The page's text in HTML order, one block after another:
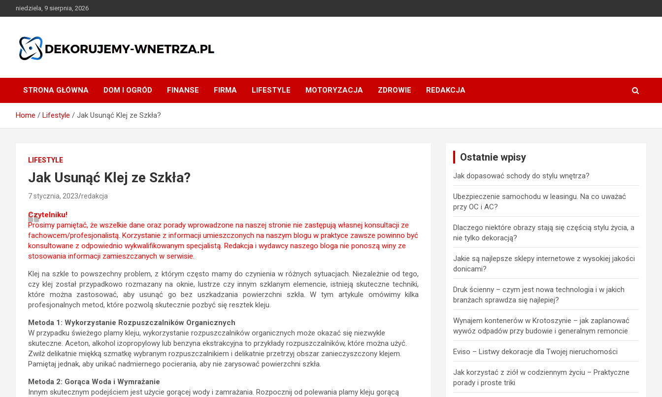
to
niedziela, 9 sierpnia, 2026
dekorujemy-wnetrza.pl
STRONA GŁÓWNA DOM I OGRÓD FINANSE FIRMA LIFESTYLE MOTORYZACJA ZDROWIE REDAKCJA
Home Lifestyle Jak Usunąć Klej ze Szkła?
LIFESTYLE
Jak Usunąć Klej ze Szkła?
7 stycznia, 2023 redakcja
Czytelniku!
Prosimy pamiętać, że wszelkie dane oraz porady wprowadzone na naszej stronie nie zastępują własnej konsultacji ze
fachowcem/profesjonalistą. Korzystanie z informacji umieszczonych na naszym blogu w praktyce zawsze powinno być
konsultowane z odpowiednio wykwalifikowanym specjalistą. Redakcja i wydawcy naszego bloga nie ponoszą winy ze
stosowania informacji zamieszczanych w serwisie.
Klej na szkle to powszechny problem, z którym często mamy do czynienia w różnych sytuacjach. Niezależnie od tego,
czy klej został przypadkowo rozmazany na oknie, lustrze czy innym szklanym elemencie, istnieją skuteczne techniki,
które można zastosować, aby usunąć go bez uszkadzania powierzchni szkła. W tym artykule omówimy kilka
profesjonalnych metod, które pozwolą skutecznie pozbyć się resztek kleju.
Metoda 1: Wykorzystanie Rozpuszczalników Organicznych
W przypadku świeżego plamy kleju, wykorzystanie rozpuszczalników organicznych może okazać się niezwykle
skuteczne. Aceton, alkohol izopropylowy lub benzyna ekstrakcyjna to przykłady rozpuszczalników, które można użyć.
Zwilż delikatnie miękką szmatkę wybranym rozpuszczalnikiem i delikatnie przetrzyj obszar zanieczyszczony klejem.
Pamiętaj jednak, aby unikać nadmiernego pocierania, aby nie zarysować powierzchni szkła.
Metoda 2: Gorąca Woda i Wymrażanie
Innym skutecznym podejściem jest użycie gorącej wody i zamrażania. Rozpocznij od polewania plamy kleju gorącą
Ostatnie wpisy
Jak dopasować schody do stylu wnętrza?
Ubezpieczenie samochodu w leasingu. Na co uważać
przy OC i AC?
Dlaczego niektóre obrazy stają się częścią stylu życia, a
nie tylko dekoracją?
Jakie są najlepsze sklepy internetowe z wysokiej jakości
donicami?
Druk ścienny – czym jest nowa technologia i w jakich
branżach sprawdza się najlepiej?
Wynajem kontenerów w Krotoszynie – jak zaplanować
wywóz odpadów przy budowie i generalnym remoncie
Eviso – Listwy dekoracje dla Twojej nieruchomości
Jak korzystać z ziół w codziennym życiu – Praktyczne
porady i proste triki